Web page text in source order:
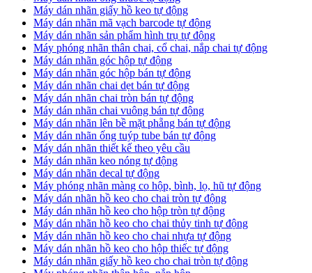
​Máy dán nhãn giấy hồ keo tự động
​Máy dán nhãn mã vạch barcode tự động
​Máy dán nhãn sản phẩm hình trụ tự động
Máy phóng nhãn thân chai, cổ chai, nắp chai tự động
​Máy dán nhãn góc hộp tự động
Máy dán nhãn góc hộp bán tự động
​Máy dán nhãn chai dẹt bán tự động
Máy dán nhãn chai tròn bán tự động
Máy dán nhãn chai vuông bán tự động
Máy dán nhãn lên bề mặt phẵng bán tự động
​Máy dán nhãn ống tuýp tube bán tự động
Máy dán nhãn thiết kế theo yêu cầu
​Máy dán nhãn keo nóng tự động
Máy dán nhãn decal tự động
Máy phóng nhãn màng co hộp, bình, lọ, hũ tự động
Máy dán nhãn hồ keo cho chai tròn tự động
Máy dán nhãn hồ keo cho hộp tròn tự động
Máy dán nhãn hồ keo cho chai thủy tinh tự động
Máy dán nhãn hồ keo cho chai nhựa tự động
Máy dán nhãn hồ keo cho hộp thiếc tự động
Máy dán nhãn giấy hồ keo cho chai tròn tự động